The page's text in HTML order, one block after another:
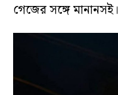
গেজের সঙ্গে মানানসই।